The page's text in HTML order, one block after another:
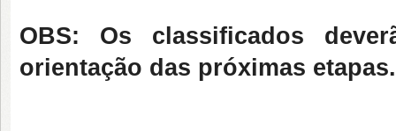
OBS: Os classificados
orientação das próximas etapas.